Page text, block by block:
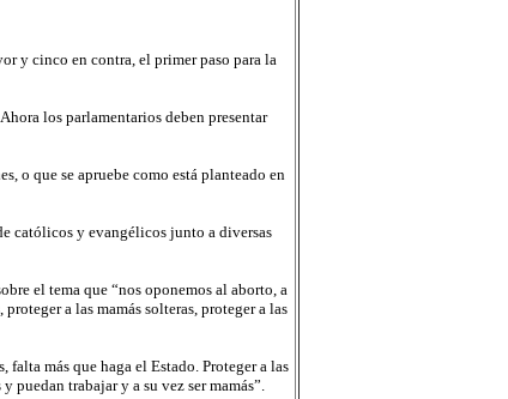
y cinco en contra, el primer paso para la
los parlamentarios deben presentar
o que se apruebe como está planteado en
católicos y evangélicos junto a diversas
el tema que “nos oponemos al aborto, a
a las mamás solteras, proteger a las
más que haga el Estado. Proteger a las
puedan trabajar y a su vez ser mamás”.